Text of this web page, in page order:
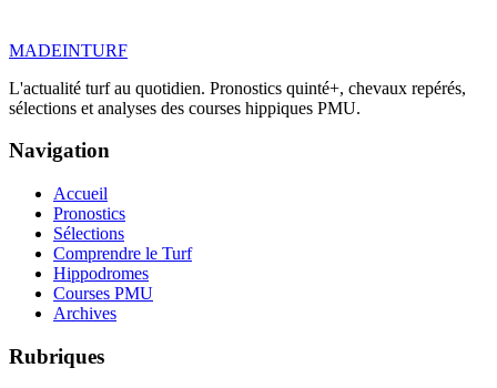
MADEINTURF
L'actualité turf au quotidien. Pronostics quinté+, chevaux repérés,
sélections et analyses des courses hippiques PMU.
Navigation
Accueil
Pronostics
Sélections
Comprendre le Turf
Hippodromes
Courses PMU
Archives
Rubriques